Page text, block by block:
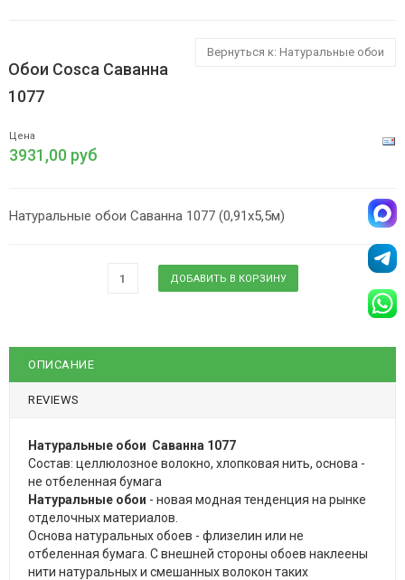
Вернуться к: Натуральные обои
Обои Cosca Саванна
1077
Цена
3931,00 руб
Натуральные обои Саванна 1077 (0,91х5,5м)
ОПИСАНИЕ
REVIEWS
Натуральные обои Саванна 1077
Состав: целлюлозное волокно, хлопковая нить, основа -
не отбеленная бумага
Натуральные обои - новая модная тенденция на рынке
отделочных материалов.
Основа натуральных обоев - флизелин или не
отбеленная бумага. С внешней стороны обоев наклеены
нити натуральных и смешанных волокон таких